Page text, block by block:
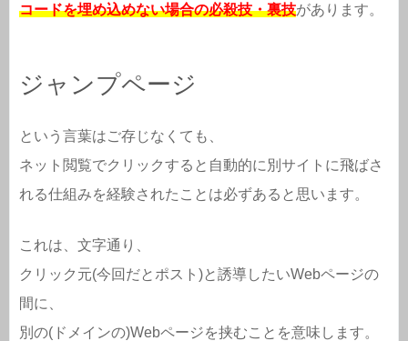
コードを埋め込めない場合の必殺技・裏技があります。
ジャンプページ
という言葉はご存じなくても、
ネット閲覧でクリックすると自動的に別サイトに飛ばさ
れる仕組みを経験されたことは必ずあると思います。
これは、文字通り、
クリック元(今回だとポスト)と誘導したいWebページの
間に、
別の(ドメインの)Webページを挟むことを意味します。